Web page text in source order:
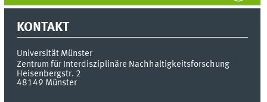
KONTAKT
Universität Münster
Zentrum für Interdisziplinäre Nachhaltigkeitsforschung
Heisenbergstr. 2
48149 Münster